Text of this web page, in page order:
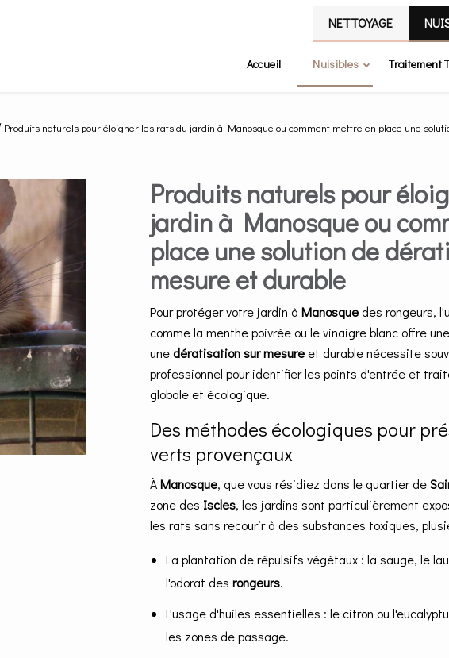
NETTOYAGE
Accueil Nuisibles Traitement
Produits naturels pour éloigner les rats du jardin à Manosque ou comment mettre en place une
Produits naturels pour
jardin à Manosque ou
place une solution de
mesure et durable
Pour protéger votre jardin à Manosque des rongeurs,
comme la menthe poivrée ou le vinaigre blanc offre
unedératisation sur mesure et durable nécessite
professionnel pour identifier les points d'entrée et
globale et écologique.
Des méthodes écologiques pour
verts provençaux
ÀManosque, que vous résidiez dans le quartier de
zone des Iscles, les jardins sont particulièrement
les rats sans recourir à des substances toxiques,
La plantation de répulsifs végétaux : la sauge, le
l'odorat des rongeurs.
L'usage d'huiles essentielles : le citron ou
les zones de passage.